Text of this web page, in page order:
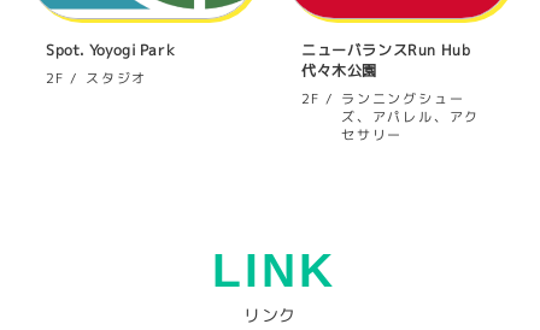
Spot. Yoyogi Park
2F スタジオ
ニューバランスRun Hub
代々木公園
2F ランニングシュー
ズ、アパレル、アク
セサリー
LINK
リンク